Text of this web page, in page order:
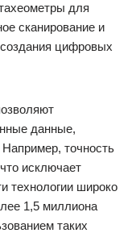
для
сканирование и
цифровых
данные,
точность
исключает
технологии широко
1,5 миллиона
таких